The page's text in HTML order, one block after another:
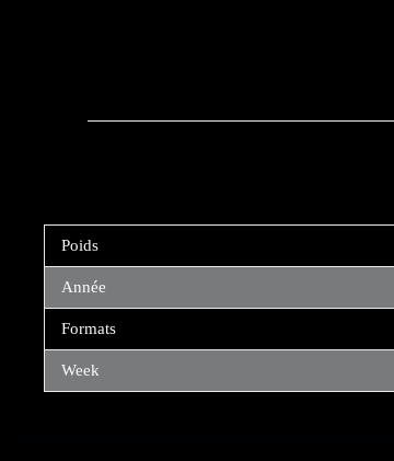
Poids
Année
Formats
Week